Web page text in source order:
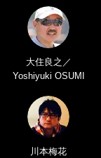
大住良之／
Yoshiyuki OSUMI
川本梅花